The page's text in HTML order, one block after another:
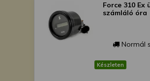
Force 310 Ex
számláló óra
Normál
Készleten